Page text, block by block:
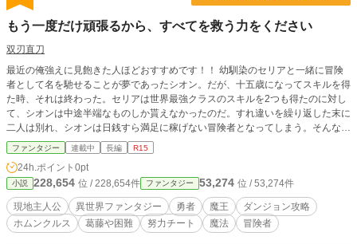
もう一度だけ頑張るから、すべてを救う力をください
双刃直刀
最近の俺強えに見飽きた人ほどおすすめです！！ 幼馴染のセリアと一緒に冒険
者として名を馳せることが夢であったシオン。だが、十五歳になってスキルを得
た時、それは終わった。セリアは世界最強クラスのスキルを2つも得たのに対し
て、シオンは中途半端なものしか貰えなかったのだ。すれ違いを繰り返した末に
二人は別れ、シオンは日銭すら満足に稼げない冒険者となってしまう。そんな生
活を何ヶ月も送ったシオンは、ホムンクルスと出会ったことですべてが変わって
いく。念願の力を得ることが可能となったのだ。 その後、セリアが不治の病に
掛かったのを知り、それを治す方法がダンジョンの深層にある黄金の実を使うこ
とだと知ったシオンは、考えがまとまらないままダンジョンに挑んでいく。
ファンタジー 連載中 長編 R15
24h.ポイント 0pt
小説 228,654 位 / 228,654件 ファンタジー 53,274 位 / 53,274件
現地主人公 異世界ファンタジー 勇者 魔王
ダンジョン攻略
ホムンクルス
葛藤や困難 努力チート 魔法 冒険者